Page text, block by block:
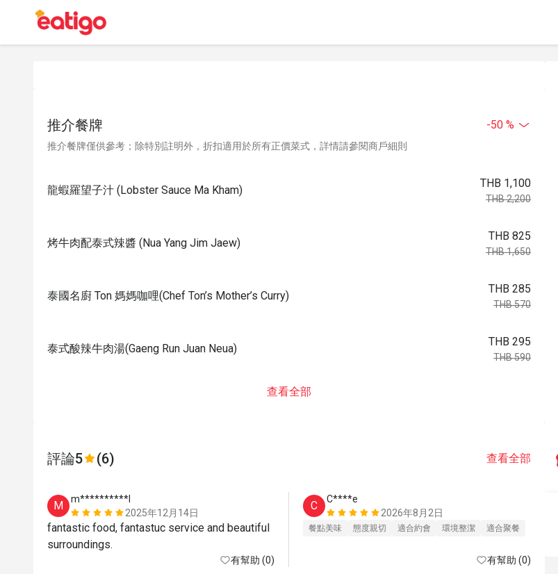
推介餐牌 -50 %
推介餐牌僅供參考；除特別註明外，折扣適用於所有正價菜式，詳情請參閱商戶細則
龍蝦羅望子汁 (Lobster Sauce Ma Kham)
THB 1,100
THB 2,200
烤牛肉配泰式辣醬 (Nua Yang Jim Jaew)
THB 825
THB 1,650
泰國名廚 Ton 媽媽咖哩(Chef Ton’s Mother’s Curry)
THB 285
THB 570
泰式酸辣牛肉湯(Gaeng Run Juan Neua)
THB 295
THB 590
查看全部
評論5 (6) 查看全部
M
m**********l
2025年12月14日
fantastic food, fantastuc service and beautiful
有幫助 (0)
C
C****e
2026年8月2日
餐點美味 態度親切 適合約會 環境整潔 適合聚餐
有幫助 (0)